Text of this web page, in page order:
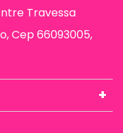
Travessa
Cep 66093005,